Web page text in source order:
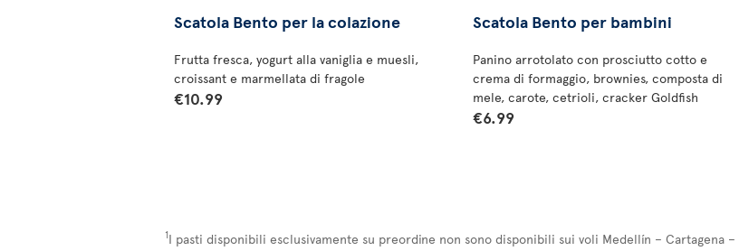
Scatola Bento per la colazione
Frutta fresca, yogurt alla vaniglia e muesli,
croissant e marmellata di fragole
€10.99
Scatola Bento per bambini
Panino arrotolato con prosciutto cotto e
crema di formaggio, brownies, composta di
mele, carote, cetrioli, cracker Goldfish
€6.99
1I pasti disponibili esclusivamente su preordine non sono disponibili sui voli Medellín – Cartagena